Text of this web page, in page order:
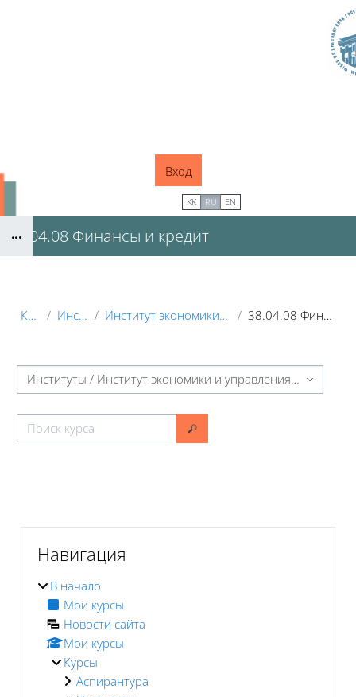
Вход
KK RU EN
38.04.08 Финансы и кредит
Курсы Институты Институт экономики и управления АПК 38.04.08 Финансы и кредит
Категории курсов
Поиск курса
Поиск курса
Навигация
В начало
Мои курсы
Новости сайта
Мои курсы
Курсы
Аспирантура